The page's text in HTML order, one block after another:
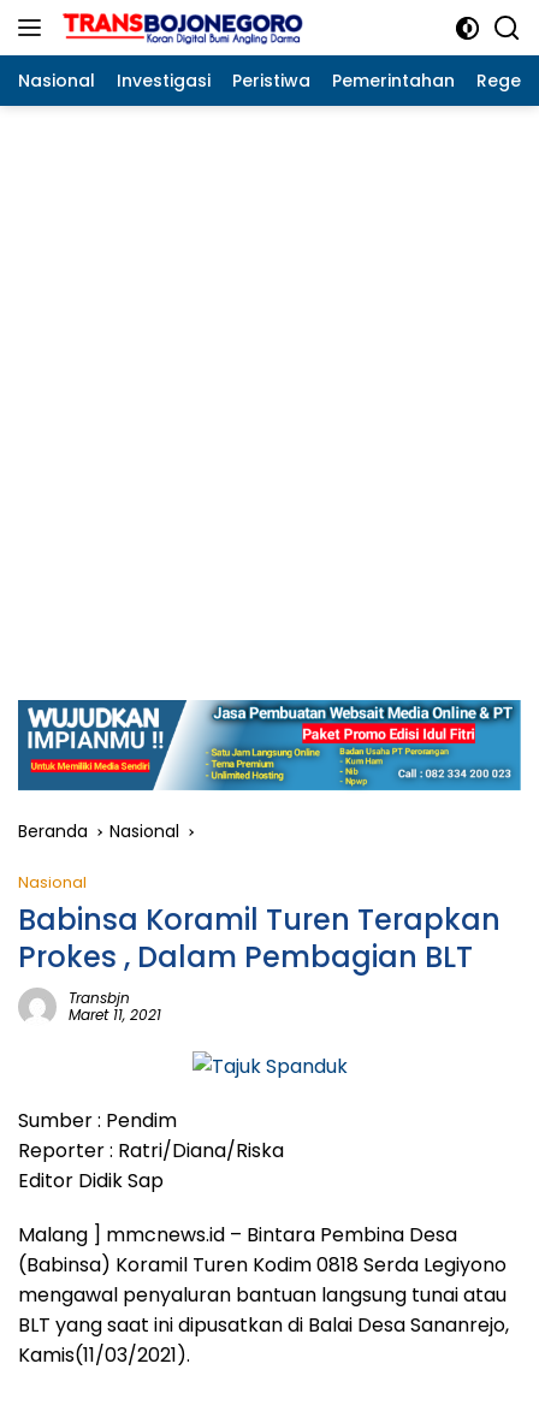
Langsung
Nasional Investigasi Peristiwa Pemerintahan
Beranda Nasional
Nasional
Babinsa Koramil Turen Terapkan
Prokes , Dalam Pembagian BLT
Transbjn
Maret 11, 2021
Sumber : Pendim
Reporter : Ratri/Diana/Riska
Editor Didik Sap
Malang ] mmcnews.id – Bintara Pembina Desa
(Babinsa) Koramil Turen Kodim 0818 Serda Legiyono
mengawal penyaluran bantuan langsung tunai atau
BLT yang saat ini dipusatkan di Balai Desa Sananrejo,
Kamis(11/03/2021).